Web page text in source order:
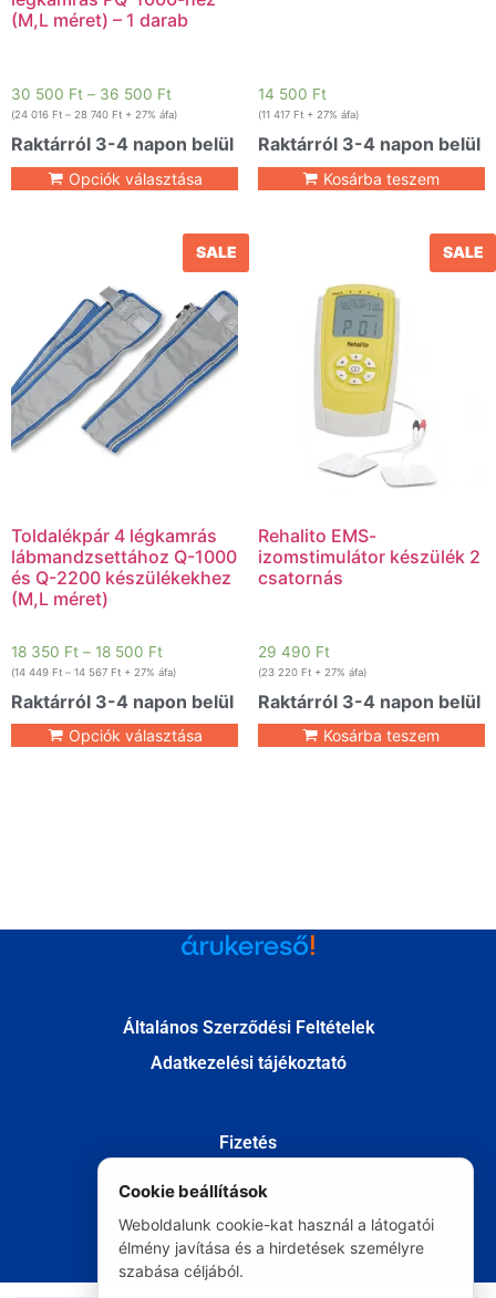
(M,L méret) – 1 darab
30 500 Ft – 36 500 Ft
(24 016 Ft – 28 740 Ft + 27% áfa)
Raktárról 3-4 napon belül
Opciók választása
14 500 Ft
(11 417 Ft+ 27% áfa)
Raktárról 3-4 napon belül
Kosárba teszem
SALE
Toldalékpár 4 légkamrás
lábmandzsettához Q-1000
és Q-2200 készülékekhez
(M,L méret)
18 350 Ft – 18 500 Ft
(14 449 Ft – 14 567 Ft + 27% áfa)
Raktárról 3-4 napon belül
Opciók választása
SALE
Rehalito EMS-
izomstimulátor készülék 2
csatornás
29 490 Ft
(23 220 Ft+ 27% áfa)
Raktárról 3-4 napon belül
Kosárba teszem
Általános Szerződési Feltételek
Adatkezelési tájékoztató
Fizetés
Elállás
© Minden jog fenntartva 2020
Cookie beállítások
Weboldalunk cookie-kat használ a látogatói
élmény javítása és a hirdetések személyre
szabása céljából.